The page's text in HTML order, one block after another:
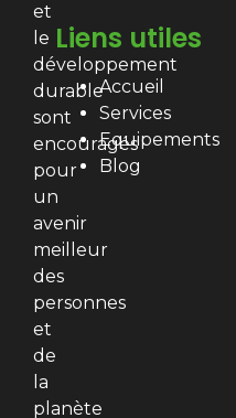
et
le
développement
durable
sont
encouragés
pour
un
avenir
meilleur
des
personnes
et
de
la
planète
Liens utiles
Accueil
Services
Equipements
Blog